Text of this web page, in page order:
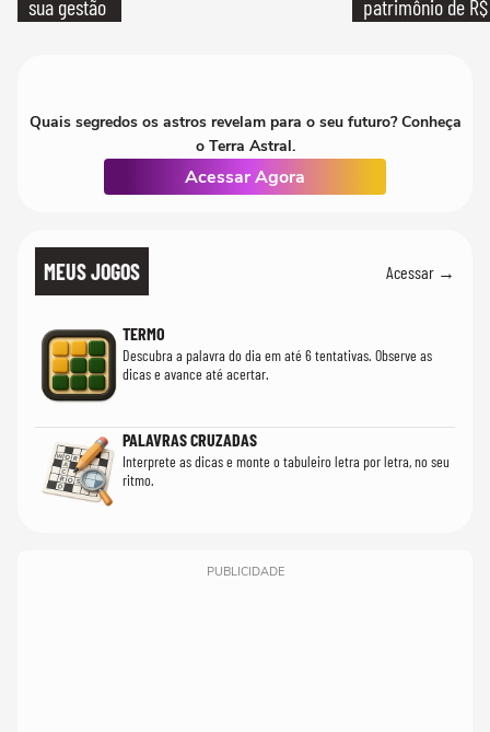
sua gestão patrimônio de
Quais segredos os astros revelam para o seu futuro? Conheça
o Terra Astral.
Acessar Agora
MEUS JOGOS Acessar →
TERMO
Descubra a palavra do dia em até 6 tentativas. Observe as
dicas e avance até acertar.
PALAVRAS CRUZADAS
Interprete as dicas e monte o tabuleiro letra por letra, no seu
ritmo.
PUBLICIDADE